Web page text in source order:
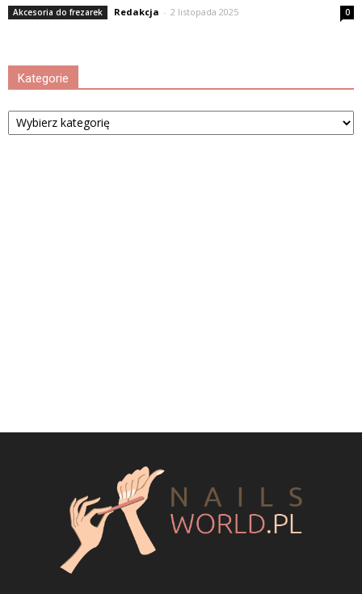
Akcesoria do frezarek Redakcja - 2 listopada 2025 0
Kategorie
Kategorie